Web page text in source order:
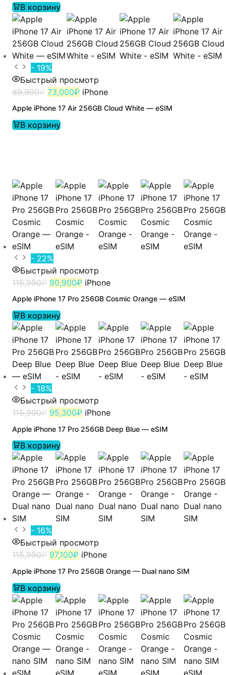
В корзину
- 19%
Быстрый просмотр
89,990₽ 73,000₽ iPhone
Apple iPhone 17 Air 256GB Cloud White — eSIM
В корзину
- 22%
Быстрый просмотр
115,990₽ 90,900₽ iPhone
Apple iPhone 17 Pro 256GB Cosmic Orange — eSIM
В корзину
- 18%
Быстрый просмотр
115,990₽ 95,300₽ iPhone
Apple iPhone 17 Pro 256GB Deep Blue — eSIM
В корзину
- 16%
Быстрый просмотр
115,990₽ 97,100₽ iPhone
Apple iPhone 17 Pro 256GB Orange — Dual nano SIM
В корзину